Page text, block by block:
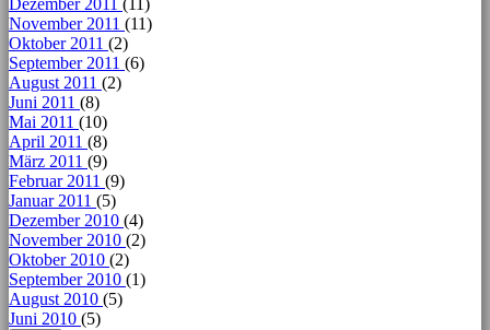
Dezember 2011 (11)
November 2011 (11)
Oktober 2011 (2)
September 2011 (6)
August 2011 (2)
Juni 2011 (8)
Mai 2011 (10)
April 2011 (8)
März 2011 (9)
Februar 2011 (9)
Januar 2011 (5)
Dezember 2010 (4)
November 2010 (2)
Oktober 2010 (2)
September 2010 (1)
August 2010 (5)
Juni 2010 (5)